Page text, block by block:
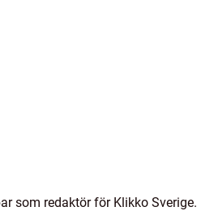
som redaktör för Klikko Sverige.